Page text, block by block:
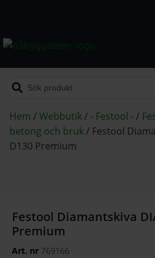
Hem /Webbutik/ - Festool -/
betong och bruk/ Festool
D130 Premium
Festool Diamantskiva
Premium
Art. nr 769166